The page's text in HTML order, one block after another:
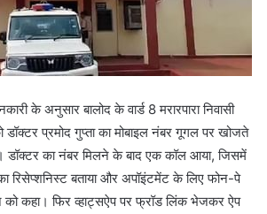
के अनुसार बालोद के वार्ड 8 मरारपारा निवासी
को डॉक्टर प्रमोद गुप्ता का मोबाइल नंबर गूगल पर खोजते
डॉक्टर का नंबर मिलने के बाद एक कॉल आया, जिसमें
रिसेप्शनिस्ट बताया और अपॉइंटमेंट के लिए फोन-पे
कहा। फिर व्हाट्सऐप पर फ्रॉड लिंक भेजकर ऐप